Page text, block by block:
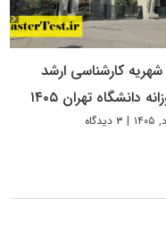
شهریه کارشناسی ارشد
دانشگاه تهران ۱۴۰۵
| ۳ دیدگاه